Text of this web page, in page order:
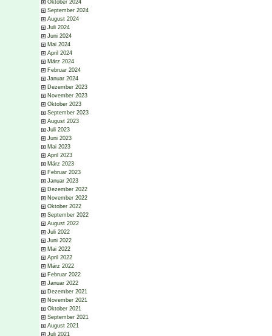
Oktober 2024
September 2024
August 2024
Juli 2024
Juni 2024
Mai 2024
April 2024
März 2024
Februar 2024
Januar 2024
Dezember 2023
November 2023
Oktober 2023
September 2023
August 2023
Juli 2023
Juni 2023
Mai 2023
April 2023
März 2023
Februar 2023
Januar 2023
Dezember 2022
November 2022
Oktober 2022
September 2022
August 2022
Juli 2022
Juni 2022
Mai 2022
April 2022
März 2022
Februar 2022
Januar 2022
Dezember 2021
November 2021
Oktober 2021
September 2021
August 2021
Juli 2021